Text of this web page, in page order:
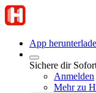
App
Sichere dir
Anmelden
Mehr zu